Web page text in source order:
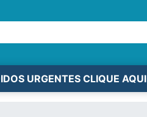
URGENTES CLIQUE AQUI